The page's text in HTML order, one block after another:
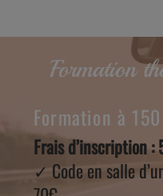
Formation
Formation à
Frais d’inscription :
✓ Code en salle